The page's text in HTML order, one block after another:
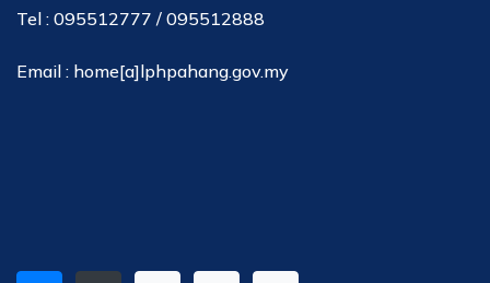
Tel : 095512777 / 095512888
Email : home[a]lphpahang.gov.my